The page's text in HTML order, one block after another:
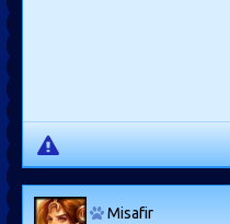
Misafir